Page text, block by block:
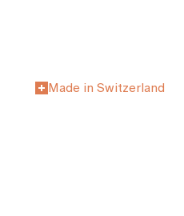
Made in Switzerland